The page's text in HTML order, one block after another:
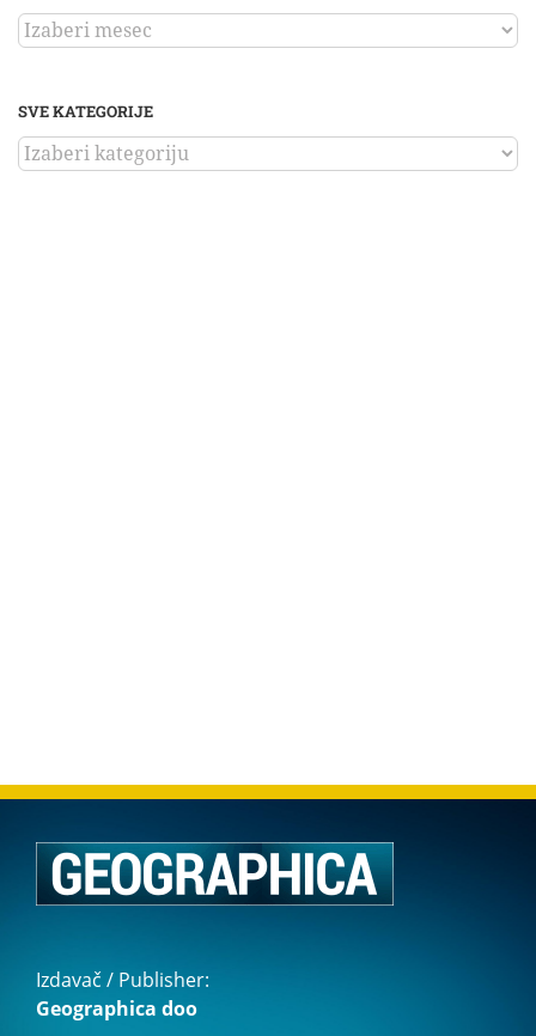
ARHIVA
SVE KATEGORIJE
SVE
KATEGORIJE
Izdavač / Publisher:
Geographica doo